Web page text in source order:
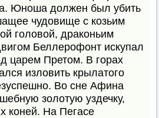
Юноша должен был убить
чудовище с козьим
головой, драконьим
Беллерофонт искупал
царем Претом. В горах
изловить крылатого
Во сне Афина
золотую уздечку,
коней. На Пегасе